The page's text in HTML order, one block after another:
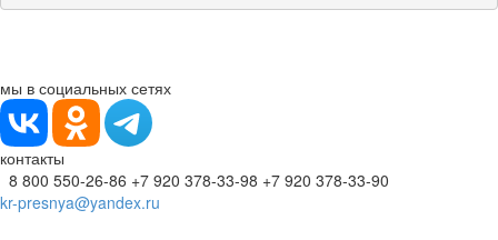
мы в социальных сетях
контакты
8 800 550-26-86 +7 920 378-33-98 +7 920 378-33-90
kr-presnya@yandex.ru